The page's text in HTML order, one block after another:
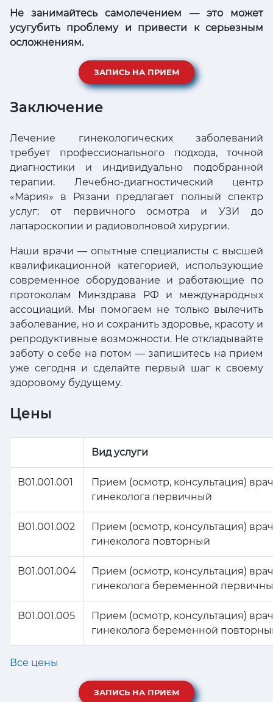
Не занимайтесь самолечением — это может
усугубить проблему и привести к серьезным
осложнениям.
ЗАПИСЬ НА ПРИЕМ
Заключение
Лечение гинекологических заболеваний
требует профессионального подхода, точной
диагностики и индивидуально подобранной
терапии. Лечебно-диагностический центр
«Мария» в Рязани предлагает полный спектр
услуг: от первичного осмотра и УЗИ до
лапароскопии и радиоволновой хирургии.
Наши врачи — опытные специалисты с высшей
квалификационной категорией, использующие
современное оборудование и работающие по
протоколам Минздрава РФ и международных
ассоциаций. Мы помогаем не только вылечить
заболевание, но и сохранить здоровье, красоту и
репродуктивные возможности. Не откладывайте
заботу о себе на потом — запишитесь на прием
уже сегодня и сделайте первый шаг к своему
здоровому будущему.
Цены
Вид услуги
B01.001.001
Прием (осмотр, консультация)
гинеколога первичный
B01.001.002
Прием (осмотр, консультация)
гинеколога повторный
B01.001.004
Прием (осмотр, консультация)
гинеколога беременной
B01.001.005
Прием (осмотр, консультация)
гинеколога беременной
Все цены
ЗАПИСЬ НА ПРИЕМ